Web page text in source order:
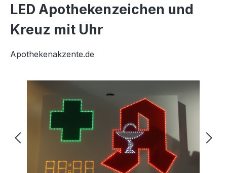
LED Apothekenzeichen und
Kreuz mit Uhr
Apothekenakzente.de
Bildergalerie überspringen